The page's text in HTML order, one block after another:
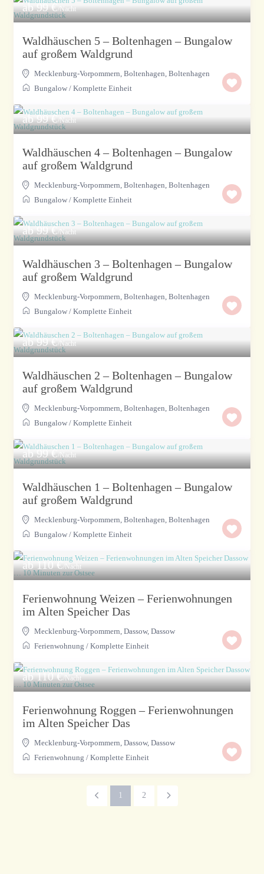
ab 99 €/Nacht
Waldhäuschen 5 – Boltenhagen – Bungalow
auf großem Waldgrund
Mecklenburg-Vorpommern, Boltenhagen,Boltenhagen
Bungalow /Komplette Einheit
ab 99 €/Nacht
Waldhäuschen 4 – Boltenhagen – Bungalow
auf großem Waldgrund
Mecklenburg-Vorpommern, Boltenhagen,Boltenhagen
Bungalow /Komplette Einheit
ab 99 €/Nacht
Waldhäuschen 3 – Boltenhagen – Bungalow
auf großem Waldgrund
Mecklenburg-Vorpommern, Boltenhagen,Boltenhagen
Bungalow /Komplette Einheit
ab 99 €/Nacht
Waldhäuschen 2 – Boltenhagen – Bungalow
auf großem Waldgrund
Mecklenburg-Vorpommern, Boltenhagen,Boltenhagen
Bungalow /Komplette Einheit
ab 99 €/Nacht
Waldhäuschen 1 – Boltenhagen – Bungalow
auf großem Waldgrund
Mecklenburg-Vorpommern, Boltenhagen,Boltenhagen
Bungalow /Komplette Einheit
ab 110 €/Nacht
Ferienwohnung Weizen – Ferienwohnungen
im Alten Speicher Das
Mecklenburg-Vorpommern, Dassow,Dassow
Ferienwohnung /Komplette Einheit
ab 110 €/Nacht
Ferienwohnung Roggen – Ferienwohnungen
im Alten Speicher Das
Mecklenburg-Vorpommern, Dassow,Dassow
Ferienwohnung /Komplette Einheit
1 2